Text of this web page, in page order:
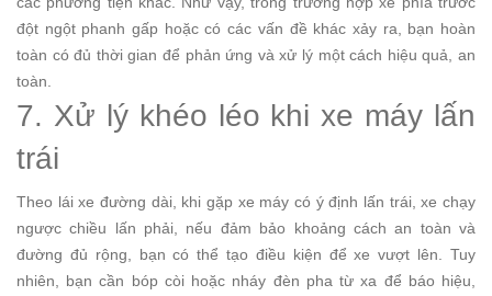
đột ngột phanh gấp hoặc có các vấn đề khác xảy ra, bạn hoàn
toàn có đủ thời gian để phản ứng và xử lý một cách hiệu quả, an
toàn.
7. Xử lý khéo léo khi xe máy lấn
trái
Theo lái xe đường dài, khi gặp xe máy có ý định lấn trái, xe chạy
ngược chiều lấn phải, nếu đảm bảo khoảng cách an toàn và
đường đủ rộng, bạn có thể tạo điều kiện để xe vượt lên. Tuy
nhiên, bạn cần bóp còi hoặc nháy đèn pha từ xa để báo hiệu,